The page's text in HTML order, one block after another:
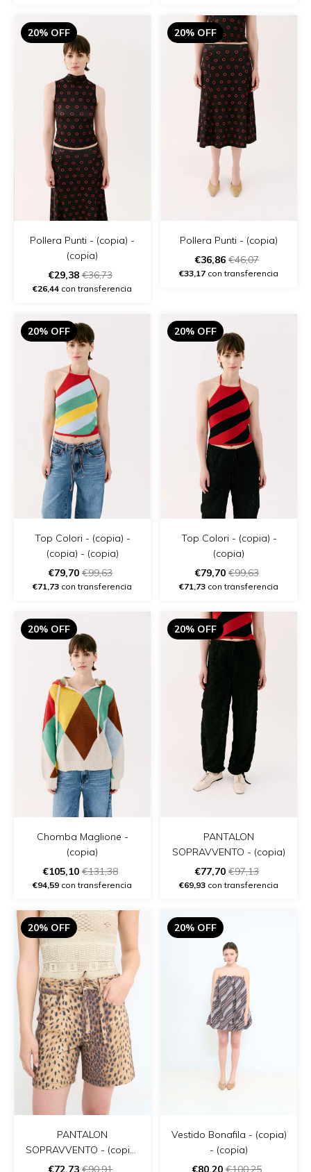
20% OFF
Pollera Punti - (copia) -
(copia)
€29,38 €36,73
€26,44 con transferencia
20% OFF
Pollera Punti - (copia)
€36,86 €46,07
€33,17 con transferencia
20% OFF
Top Colori - (copia) -
(copia) - (copia)
€79,70 €99,63
€71,73 con transferencia
20% OFF
Top Colori - (copia) -
(copia)
€79,70 €99,63
€71,73 con transferencia
20% OFF
Chomba Maglione -
(copia)
€105,10 €131,38
€94,59 con transferencia
20% OFF
PANTALON
SOPRAVVENTO - (copia)
€77,70 €97,13
€69,93 con transferencia
20% OFF
PANTALON
SOPRAVVENTO - (copia)
- (copia) - (copia)
€72,73 €90,91
20% OFF
Vestido Bonafila - (copia)
- (copia)
€80,20 €100,25